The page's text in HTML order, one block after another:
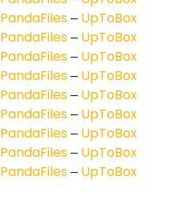
PandaFiles– UpToBox
PandaFiles– UpToBox
PandaFiles– UpToBox
PandaFiles– UpToBox
PandaFiles– UpToBox
PandaFiles– UpToBox
PandaFiles– UpToBox
PandaFiles– UpToBox
PandaFiles– UpToBox